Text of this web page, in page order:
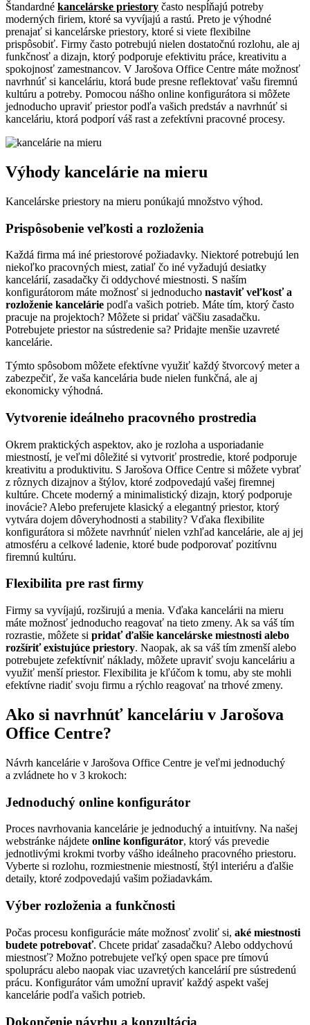
Štandardné kancelárske priestory často nespĺňajú potreby
moderných firiem, ktoré sa vyvíjajú a rastú. Preto je výhodné
prenajať si kancelárske priestory, ktoré si viete flexibilne
prispôsobiť. Firmy často potrebujú nielen dostatočnú rozlohu, ale aj
funkčnosť a dizajn, ktorý podporuje efektivitu práce, kreativitu a
spokojnosť zamestnancov. V Jarošova Office Centre máte možnosť
navrhnúť si kanceláriu, ktorá bude presne reflektovať vašu firemnú
kultúru a potreby. Pomocou nášho online konfigurátora si môžete
jednoducho upraviť priestor podľa vašich predstáv a navrhnúť si
kanceláriu, ktorá podporí váš rast a zefektívni pracovné procesy.
Výhody kancelárie na mieru
Kancelárske priestory na mieru ponúkajú množstvo výhod.
Prispôsobenie veľkosti a rozloženia
Každá firma má iné priestorové požiadavky. Niektoré potrebujú len
niekoľko pracovných miest, zatiaľ čo iné vyžadujú desiatky
kancelárií, zasadačky či oddychové miestnosti. S naším
konfigurátorom máte možnosť si jednoducho nastaviť veľkosť a
rozloženie kancelárie podľa vašich potrieb. Máte tím, ktorý často
pracuje na projektoch? Môžete si pridať väčšiu zasadačku.
Potrebujete priestor na sústredenie sa? Pridajte menšie uzavreté
kancelárie.
Týmto spôsobom môžete efektívne využiť každý štvorcový meter a
zabezpečiť, že vaša kancelária bude nielen funkčná, ale aj
ekonomicky výhodná.
Vytvorenie ideálneho pracovného prostredia
Okrem praktických aspektov, ako je rozloha a usporiadanie
miestností, je veľmi dôležité si vytvoriť prostredie, ktoré podporuje
kreativitu a produktivitu. S Jarošova Office Centre si môžete vybrať
z rôznych dizajnov a štýlov, ktoré zodpovedajú vašej firemnej
kultúre. Chcete moderný a minimalistický dizajn, ktorý podporuje
inovácie? Alebo preferujete klasický a elegantný priestor, ktorý
vytvára dojem dôveryhodnosti a stability? Vďaka flexibilite
konfigurátora si môžete navrhnúť nielen vzhľad kancelárie, ale aj jej
atmosféru a celkové ladenie, ktoré bude podporovať pozitívnu
firemnú kultúru.
Flexibilita pre rast firmy
Firmy sa vyvíjajú, rozširujú a menia. Vďaka kancelárii na mieru
máte možnosť jednoducho reagovať na tieto zmeny. Ak sa váš tím
rozrastie, môžete si pridať ďalšie kancelárske miestnosti alebo
rozšíriť existujúce priestory. Naopak, ak sa váš tím zmenší alebo
potrebujete zefektívniť náklady, môžete upraviť svoju kanceláriu a
využiť menší priestor. Flexibilita je kľúčom k tomu, aby ste mohli
efektívne riadiť svoju firmu a rýchlo reagovať na trhové zmeny.
Ako si navrhnúť kanceláriu v Jarošova
Office Centre?
Návrh kancelárie v Jarošova Office Centre je veľmi jednoduchý
a zvládnete ho v 3 krokoch:
Jednoduchý online konfigurátor
Proces navrhovania kancelárie je jednoduchý a intuitívny. Na našej
webstránke nájdete online konfigurátor, ktorý vás prevedie
jednotlivými krokmi tvorby vášho ideálneho pracovného priestoru.
Vyberte si rozlohu, rozmiestnenie miestností, štýl interiéru a ďalšie
detaily, ktoré zodpovedajú vašim požiadavkám.
Výber rozloženia a funkčnosti
Počas procesu konfigurácie máte možnosť zvoliť si, aké miestnosti
budete potrebovať. Chcete pridať zasadačku? Alebo oddychovú
miestnosť? Možno potrebujete veľký open space pre tímovú
spoluprácu alebo naopak viac uzavretých kancelárií pre sústredenú
prácu. Konfigurátor vám umožní upraviť každý aspekt vašej
kancelárie podľa vašich potrieb.
Dokončenie návrhu a konzultácia